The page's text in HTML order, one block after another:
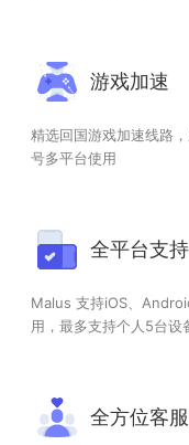
游戏加速
精选回国游戏加速线路
号多平台使用
全平台支持
Malus 支持iOS、
用，最多支持个人5台设
全方位客